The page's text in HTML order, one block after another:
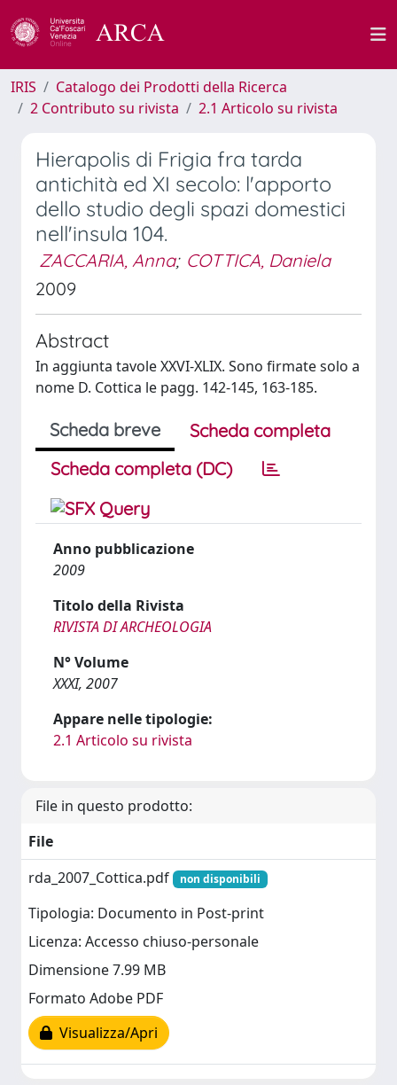
IRIS
Catalogo dei Prodotti della Ricerca
2 Contributo su rivista
2.1 Articolo su rivista
Hierapolis di Frigia fra tarda
antichità ed XI secolo: l'apporto
dello studio degli spazi domestici
nell'insula 104.
ZACCARIA, Anna; COTTICA, Daniela
2009
Abstract
In aggiunta tavole XXVI-XLIX. Sono firmate solo a
nome D. Cottica le pagg. 142-145, 163-185.
Scheda breve
Scheda completa
Scheda completa (DC)
Anno pubblicazione
2009
Titolo della Rivista
RIVISTA DI ARCHEOLOGIA
N° Volume
XXXI, 2007
Appare nelle tipologie:
2.1 Articolo su rivista
File in questo prodotto:
File
rda_2007_Cottica.pdf
non disponibili
Tipologia: Documento in Post-print
Licenza: Accesso chiuso-personale
Dimensione 7.99 MB
Formato Adobe PDF
Visualizza/Apri